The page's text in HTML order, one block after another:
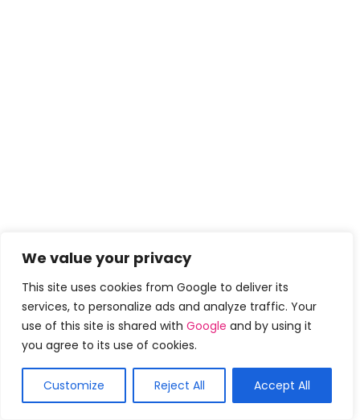
We value your privacy
This site uses cookies from Google to deliver its
services, to personalize ads and analyze traffic. Your
use of this site is shared with Google and by using it
you agree to its use of cookies.
Customize Reject All Accept All